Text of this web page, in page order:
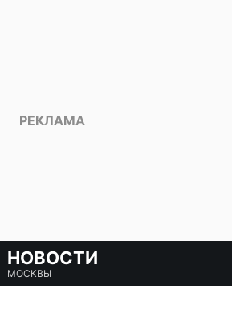
НОВОСТИ
МОСКВЫ